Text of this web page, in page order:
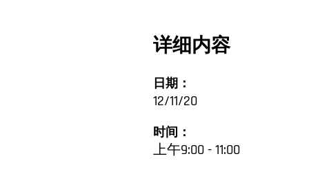
详细内容
日期：
12/11/20
时间：
上午9:00 - 11:00